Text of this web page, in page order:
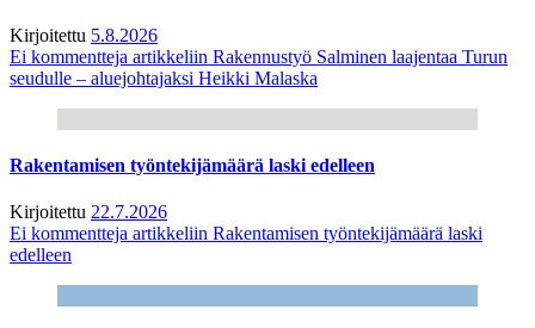
Kirjoitettu 5.8.2026
Ei kommentteja artikkeliin Rakennustyö Salminen laajentaa Turun
seudulle – aluejohtajaksi Heikki Malaska
Rakentamisen työntekijämäärä laski edelleen
Kirjoitettu 22.7.2026
Ei kommentteja artikkeliin Rakentamisen työntekijämäärä laski
edelleen